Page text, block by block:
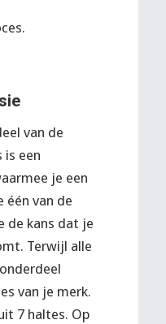
van de
is een
je een
één van de
de kans dat je
Terwijl alle
van je merk.
7 haltes. Op